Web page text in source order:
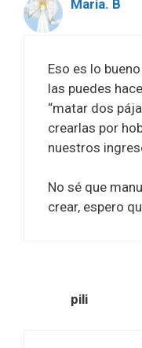
Maria. B
Eso es lo
las puedes
“matar dos
crearlas por
nuestros
No sé que
crear, espero
pili